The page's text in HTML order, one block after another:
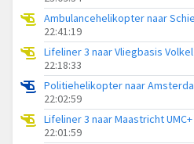
22:41:19
Lifeliner 3 naar Vliegbasis Volkel
22:18:33
22:02:59
Lifeliner 3 naar Maastricht UMC+
22:01:59